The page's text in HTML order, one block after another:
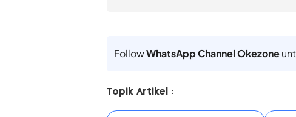
FollowWhatsApp Channel Okezone
Topik Artikel :